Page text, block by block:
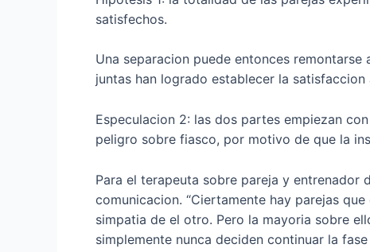
satisfechos.
Una separacion puede entonces
juntas han logrado establecer la
Especulacion 2: las dos partes empiezan
peligro sobre fiasco, por motivo de que la
Para el terapeuta sobre pareja y entrenador
comunicacion. “Ciertamente hay parejas
simpatia de el otro. Pero la mayoria sobre
simplemente nunca deciden continuar la